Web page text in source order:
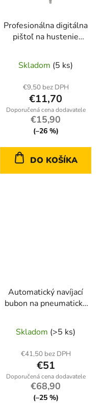
Profesionálna digitálna
pištoľ na hustenie
Skladom (5 ks)
€9,50 bez DPH
€11,70
€15,90
(–26 %)
DO KOŠÍKA
Automatický navíjací
bubon na pneumatickú
PM-ABNW-14M
Skladom (>5 ks)
€41,50 bez DPH
€51
€68,90
(–25 %)